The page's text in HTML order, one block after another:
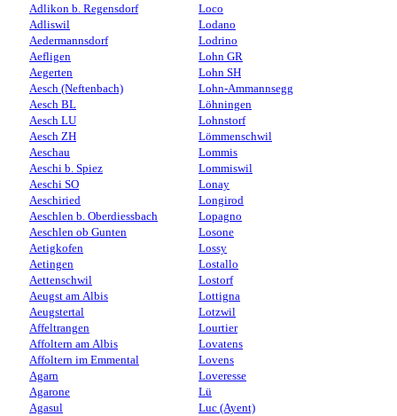
Adlikon b. Regensdorf
Adliswil
Aedermannsdorf
Aefligen
Aegerten
Aesch (Neftenbach)
Aesch BL
Aesch LU
Aesch ZH
Aeschau
Aeschi b. Spiez
Aeschi SO
Aeschiried
Aeschlen b. Oberdiessbach
Aeschlen ob Gunten
Aetigkofen
Aetingen
Aettenschwil
Aeugst am Albis
Aeugstertal
Affeltrangen
Affoltern am Albis
Affoltern im Emmental
Agarn
Agarone
Agasul
Loco
Lodano
Lodrino
Lohn GR
Lohn SH
Lohn-Ammannsegg
Löhningen
Lohnstorf
Lömmenschwil
Lommis
Lommiswil
Lonay
Longirod
Lopagno
Losone
Lossy
Lostallo
Lostorf
Lottigna
Lotzwil
Lourtier
Lovatens
Lovens
Loveresse
Lü
Luc (Ayent)